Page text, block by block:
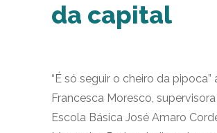
da capital
“É só seguir o cheiro da pipoca”
Francesca Moresco,
Escola Básica José Amaro